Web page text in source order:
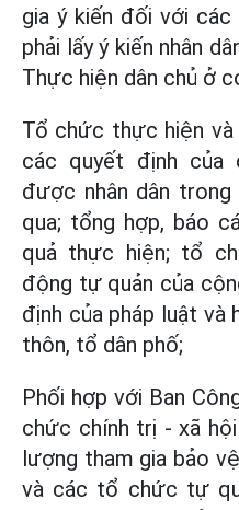
gia ý kiến đối với
phải lấy ý kiến nhân
Thực hiện dân chủ ở
Tổ chức thực hiện
các quyết định
được nhân dân
qua; tổng hợp, báo
quả thực hiện; tổ
động tự quản của
định của pháp luật
thôn, tổ dân phố;
Phối hợp với Ban
chức chính trị - xã
lượng tham gia bảo
và các tổ chức tự